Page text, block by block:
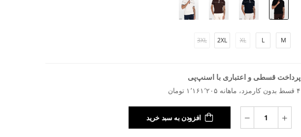
M
L
XL
2XL
3XL
پرداخت قسطی و اعتباری با اسنپ‌پی
۴ قسط بدون کارمزد، ماهانه ۱٬۱۶۱٬۲۰۵ تومان
افزودن به سبد خرید